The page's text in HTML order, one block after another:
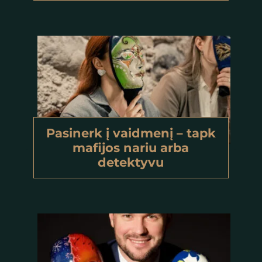
Pasinerk į vaidmenį – tapk
mafijos nariu arba
detektyvu